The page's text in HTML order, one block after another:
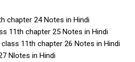
chapter 24 Notes in Hindi
11th chapter 25 Notes in Hindi
11th chapter 26 Notes in Hindi
Nlotes in Hindi